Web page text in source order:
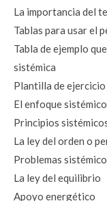
La importancia del
Tablas para usar el
Tabla de ejemplo
sistémica
Plantilla de
El enfoque
Principios
La ley del orden o
Problemas
La ley del equilibrio
Apoyo energético